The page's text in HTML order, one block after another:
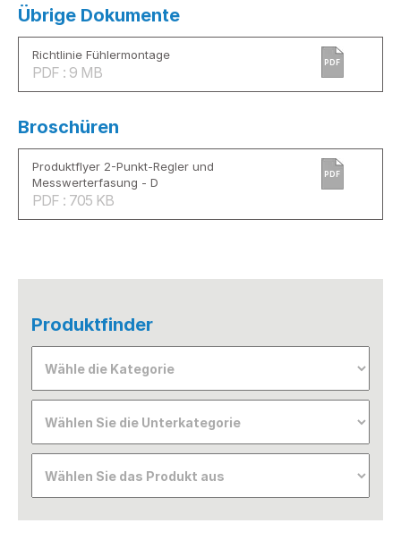
Übrige Dokumente
Richtlinie Fühlermontage
PDF : 9 MB
PDF
Broschüren
Produktflyer 2-Punkt-Regler und
Messwerterfasung - D
PDF : 705 KB
PDF
Produktfinder